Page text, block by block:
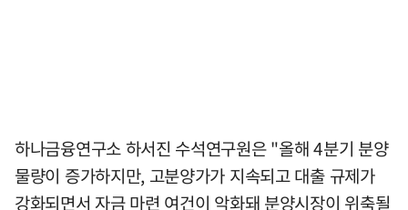
하나금융연구소 하서진 수석연구원은 "올해 4분기 분양
물량이 증가하지만, 고분양가가 지속되고 대출 규제가
강화되면서 자금 마련 여건이 악화돼 분양시장이 위축될